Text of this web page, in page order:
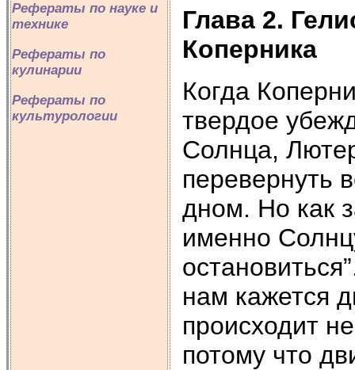
Рефераты по науке и
технике
Рефераты по
кулинарии
Рефераты по
культурологии
Глава 2.
Коперника
Когда
твердое
Солнца,
перевернуть
дном. Но как
именно
нам кажется
происходит
потому что